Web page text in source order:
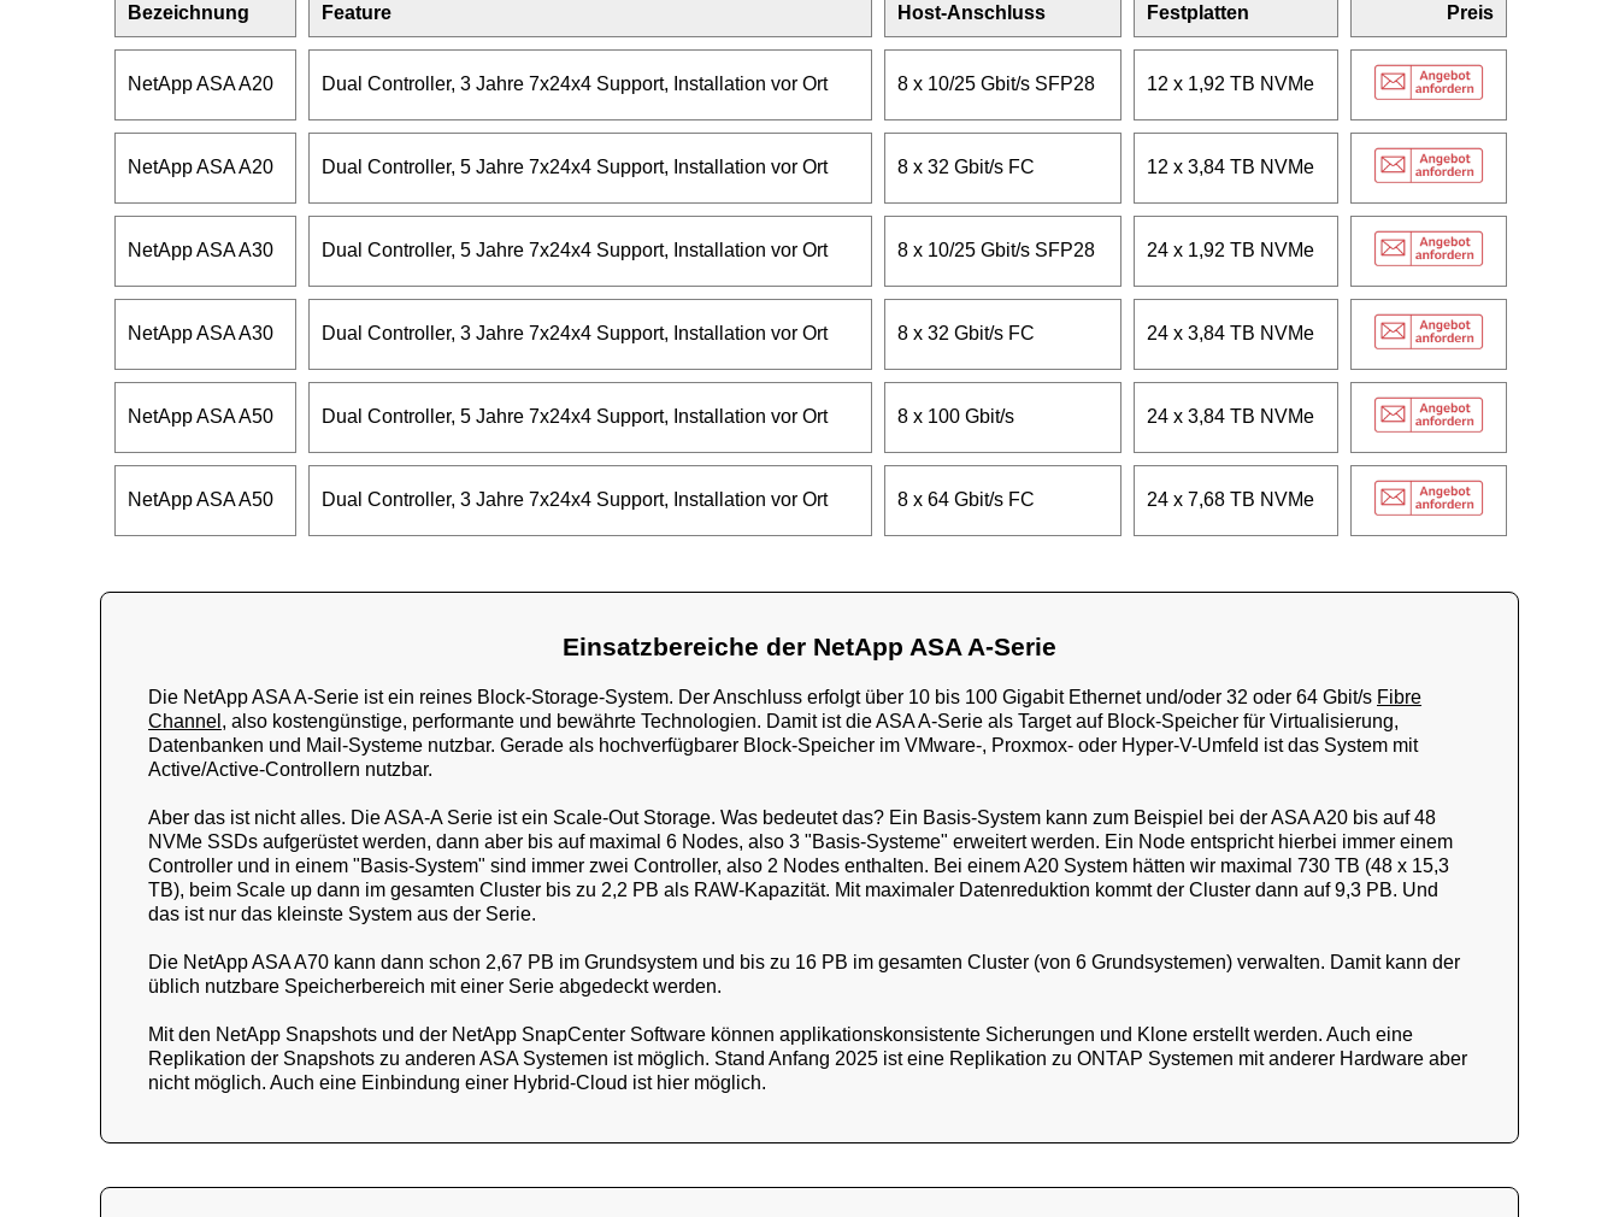
Bezeichnung Feature Host-Anschluss Festplatten Preis
NetApp ASA A20 Dual Controller, 3 Jahre 7x24x4 Support, Installation vor Ort 8 x 10/25 Gbit/s SFP28 12 x 1,92 TB NVMe
NetApp ASA A20 Dual Controller, 5 Jahre 7x24x4 Support, Installation vor Ort 8 x 32 Gbit/s FC 12 x 3,84 TB NVMe
NetApp ASA A30 Dual Controller, 5 Jahre 7x24x4 Support, Installation vor Ort 8 x 10/25 Gbit/s SFP28 24 x 1,92 TB NVMe
NetApp ASA A30 Dual Controller, 3 Jahre 7x24x4 Support, Installation vor Ort 8 x 32 Gbit/s FC 24 x 3,84 TB NVMe
NetApp ASA A50 Dual Controller, 5 Jahre 7x24x4 Support, Installation vor Ort 8 x 100 Gbit/s 24 x 3,84 TB NVMe
NetApp ASA A50 Dual Controller, 3 Jahre 7x24x4 Support, Installation vor Ort 8 x 64 Gbit/s FC 24 x 7,68 TB NVMe
Einsatzbereiche der NetApp ASA A-Serie
Die NetApp ASA A-Serie ist ein reines Block-Storage-System. Der Anschluss erfolgt über 10 bis 100 Gigabit Ethernet und/oder 32 oder 64 Gbit/s Fibre
Channel , also kostengünstige, performante und bewährte Technologien. Damit ist die ASA A-Serie als Target auf Block-Speicher für Virtualisierung,
Datenbanken und Mail-Systeme nutzbar. Gerade als hochverfügbarer Block-Speicher im VMware-, Proxmox- oder Hyper-V-Umfeld ist das System mit
Active/Active-Controllern nutzbar.
Aber das ist nicht alles. Die ASA-A Serie ist ein Scale-Out Storage. Was bedeutet das? Ein Basis-System kann zum Beispiel bei der ASA A20 bis auf 48
NVMe SSDs aufgerüstet werden, dann aber bis auf maximal 6 Nodes, also 3 "Basis-Systeme" erweitert werden. Ein Node entspricht hierbei immer einem
Controller und in einem "Basis-System" sind immer zwei Controller, also 2 Nodes enthalten. Bei einem A20 System hätten wir maximal 730 TB (48 x 15,3
TB), beim Scale up dann im gesamten Cluster bis zu 2,2 PB als RAW-Kapazität. Mit maximaler Datenreduktion kommt der Cluster dann auf 9,3 PB. Und
das ist nur das kleinste System aus der Serie.
Die NetApp ASA A70 kann dann schon 2,67 PB im Grundsystem und bis zu 16 PB im gesamten Cluster (von 6 Grundsystemen) verwalten. Damit kann der
üblich nutzbare Speicherbereich mit einer Serie abgedeckt werden.
Mit den NetApp Snapshots und der NetApp SnapCenter Software können applikationskonsistente Sicherungen und Klone erstellt werden. Auch eine
Replikation der Snapshots zu anderen ASA Systemen ist möglich. Stand Anfang 2025 ist eine Replikation zu ONTAP Systemen mit anderer Hardware aber
nicht möglich. Auch eine Einbindung einer Hybrid-Cloud ist hier möglich.